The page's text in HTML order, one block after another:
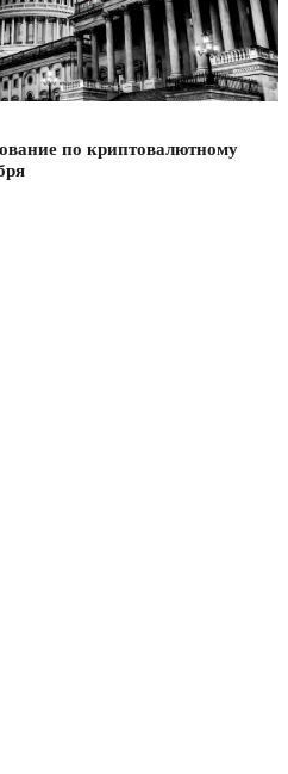
по криптовалютному